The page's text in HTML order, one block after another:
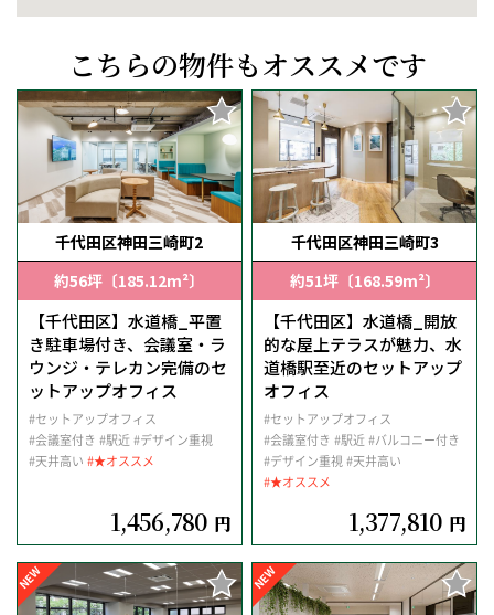
こちらの物件もオススメです
千代田区神田三崎町2
約56坪〔185.12m²〕
【千代田区】水道橋_平置
き駐車場付き、会議室・ラ
ウンジ・テレカン完備のセ
ットアップオフィス
#セットアップオフィス
#会議室付き #駅近 #デザイン重視
#天井高い #★オススメ
1,456,780 円
千代田区神田三崎町3
約51坪〔168.59m²〕
【千代田区】水道橋_開放
的な屋上テラスが魅力、水
道橋駅至近のセットアップ
オフィス
#セットアップオフィス
#会議室付き #駅近 #バルコニー付き
#デザイン重視#天井高い
#★オススメ
1,377,810 円
NEW NEW